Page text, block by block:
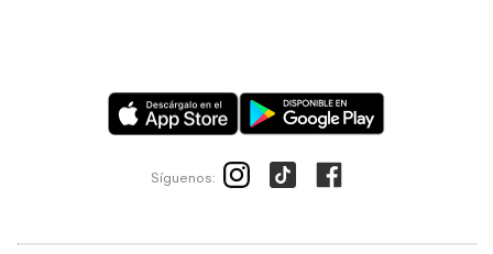
Síguenos: